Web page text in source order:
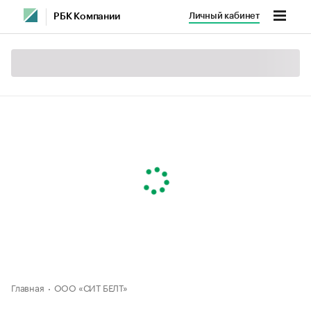
РБК Компании Личный кабинет
Главная ООО «СИТ БЕЛТ»